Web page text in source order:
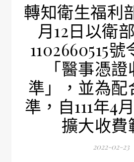
轉知衛生福利
月12日以衛
1102660515
「醫事憑
準」，並為配
準，自111年4
擴大收費
2022-02-23